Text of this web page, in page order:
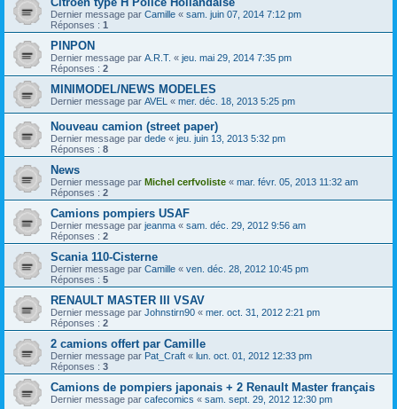
Dernier message par Camille « sam. juin 07, 2014 7:12 pm
Réponses : 1
PINPON
Dernier message par A.R.T. « jeu. mai 29, 2014 7:35 pm
Réponses : 2
MINIMODEL/NEWS MODELES
Dernier message par AVEL « mer. déc. 18, 2013 5:25 pm
Nouveau camion (street paper)
Dernier message par dede « jeu. juin 13, 2013 5:32 pm
Réponses : 8
News
Dernier message par Michel cerfvoliste « mar. févr. 05, 2013 11:32 am
Réponses : 2
Camions pompiers USAF
Dernier message par jeanma « sam. déc. 29, 2012 9:56 am
Réponses : 2
Scania 110-Cisterne
Dernier message par Camille « ven. déc. 28, 2012 10:45 pm
Réponses : 5
RENAULT MASTER III VSAV
Dernier message par Johnstirn90 « mer. oct. 31, 2012 2:21 pm
Réponses : 2
2 camions offert par Camille
Dernier message par Pat_Craft « lun. oct. 01, 2012 12:33 pm
Réponses : 3
Camions de pompiers japonais + 2 Renault Master français
Dernier message par cafecomics « sam. sept. 29, 2012 12:30 pm